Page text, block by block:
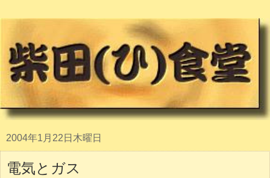
2004年1月22日木曜日
電気とガス